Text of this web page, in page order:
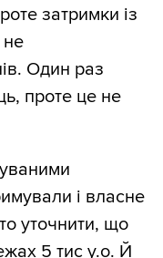
затримки із
не
Один раз
проте це не
і власне
уточнити, що
5 тис у.о. Й